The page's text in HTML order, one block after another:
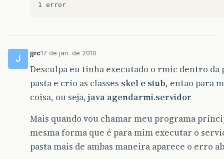
J
jjrc17 de jan. de 2010
Desculpa eu tinha executado o rmic dentro da
pasta e crio as classes skel e stub, entao para
coisa, ou seja, java agendarmi.servidor
Mais quando vou chamar meu programa
mesma forma que é para mim executar o
pasta mais de ambas maneira aparece o erro